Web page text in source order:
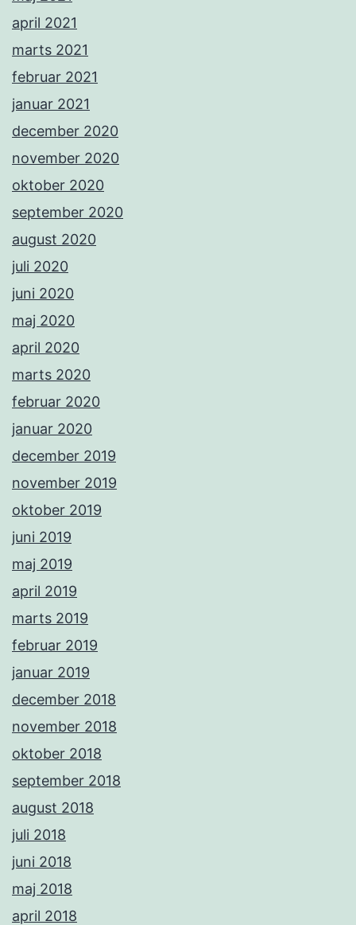
april 2021
marts 2021
februar 2021
januar 2021
december 2020
november 2020
oktober 2020
september 2020
august 2020
juli 2020
juni 2020
maj 2020
april 2020
marts 2020
februar 2020
januar 2020
december 2019
november 2019
oktober 2019
juni 2019
maj 2019
april 2019
marts 2019
februar 2019
januar 2019
december 2018
november 2018
oktober 2018
september 2018
august 2018
juli 2018
juni 2018
maj 2018
april 2018